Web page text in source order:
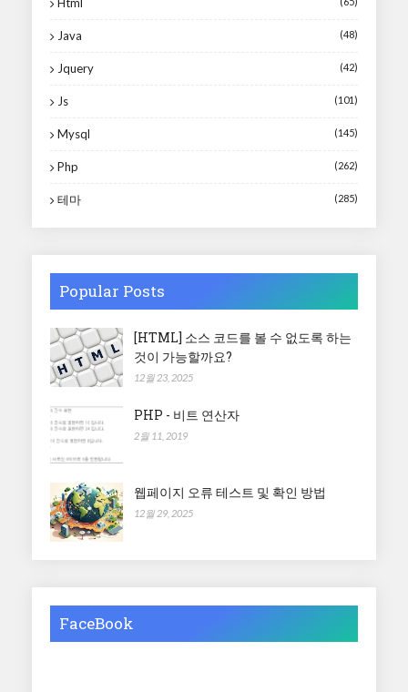
Java (48)
Jquery (42)
Js (101)
Mysql (145)
Php (262)
테마 (285)
Popular Posts
[HTML] 소스 코드를 볼 수 없도록 하는
것이 가능할까요?
12월 23, 2025
PHP - 비트 연산자
2월 11, 2019
웹페이지 오류 테스트 및 확인 방법
12월 29, 2025
FaceBook